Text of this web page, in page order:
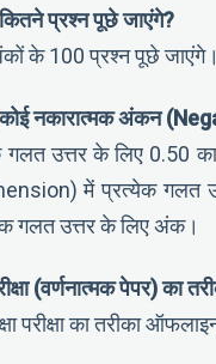
प्रश्न पूछे जाएंगे?
के 100 प्रश्न पूछे
कोई नकारात्मक अंकन
गलत उत्तर के लिए 0.50
में प्रत्येक गलत
गलत उत्तर के लिए अंक।
(वर्णनात्मक पेपर) का
परीक्षा का तरीका